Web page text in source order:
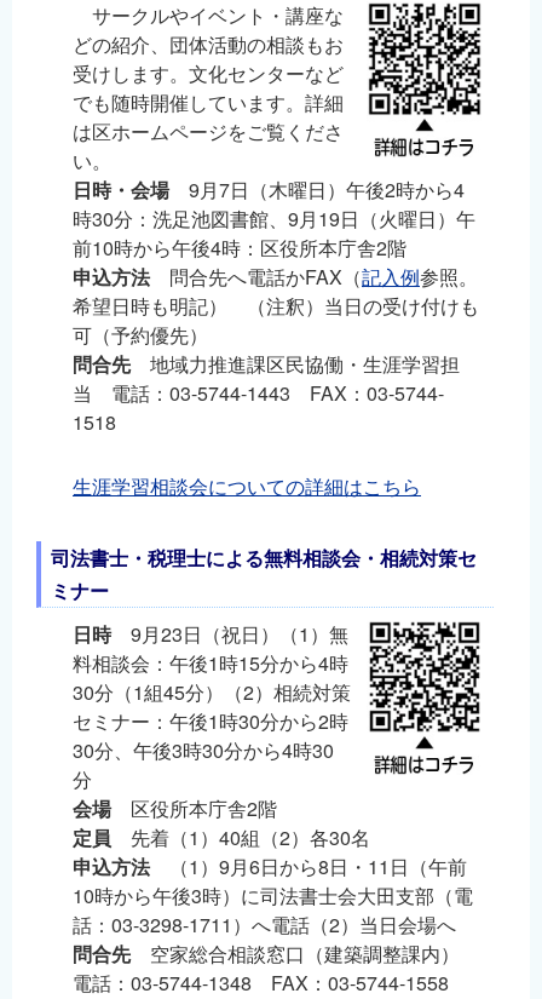
サークルやイベント・講座な
どの紹介、団体活動の相談もお
受けします。文化センターなど
でも随時開催しています。詳細
は区ホームページをご覧くださ
い。
日時・会場9月7日（木曜日）午後2時から4
時30分：洗足池図書館、9月19日（火曜日）午
前10時から午後4時：区役所本庁舎2階
申込方法問合先へ電話かFAX（記入例参照。
希望日時も明記） （注釈）当日の受け付けも
可（予約優先）
問合先地域力推進課区民協働・生涯学習担
当 電話：03-5744-1443 FAX：03-5744-
1518
生涯学習相談会についての詳細はこちら
司法書士・税理士による無料相談会・相続対策セ
ミナー
日時9月23日（祝日）（1）無
料相談会：午後1時15分から4時
30分（1組45分）（2）相続対策
セミナー：午後1時30分から2時
30分、午後3時30分から4時30
分
会場区役所本庁舎2階
定員 先着（1）40組（2）各30名
申込方法（1）9月6日から8日・11日（午前
10時から午後3時）に司法書士会大田支部（電
話：03-3298-1711）へ電話（2）当日会場へ
問合先空家総合相談窓口（建築調整課内）
電話：03-5744-1348 FAX：03-5744-1558